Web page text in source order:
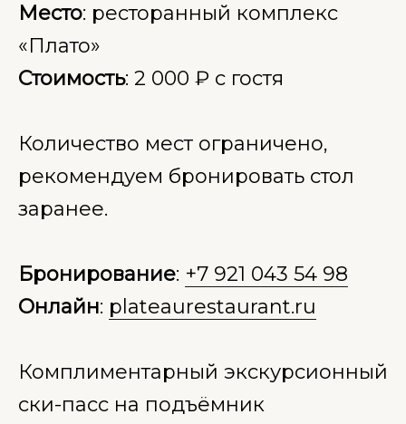
Место: ресторанный комплекс
«Плато»
Стоимость: 2 000 ₽ с гостя
Количество мест ограничено,
рекомендуем бронировать стол
заранее.
Бронирование: +7 921 043 54 98
Онлайн: plateaurestaurant.ru
Комплиментарный экскурсионный
ски-пасс на подъёмник